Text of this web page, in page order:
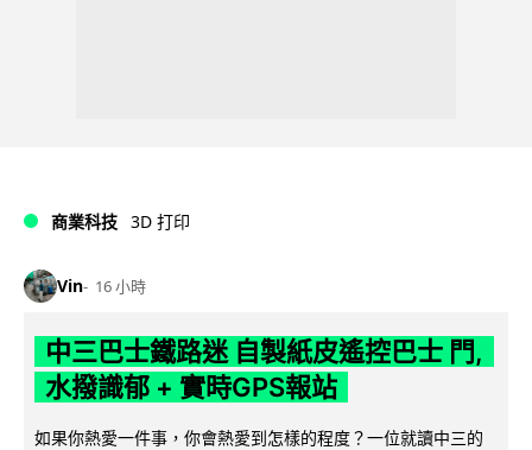
商業科技 3D 打印
Vin 16 小時
中三巴士鐵路迷 自製紙皮遙控巴士 門,
水撥識郁 + 實時GPS報站
如果你熱愛一件事，你會熱愛到怎樣的程度？一位就讀中三的